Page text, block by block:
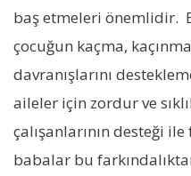
baş etmeleri önemlidir.
çocuğun kaçma,
davranışlarını
aileler için zordur ve
çalışanlarının desteği
babalar bu